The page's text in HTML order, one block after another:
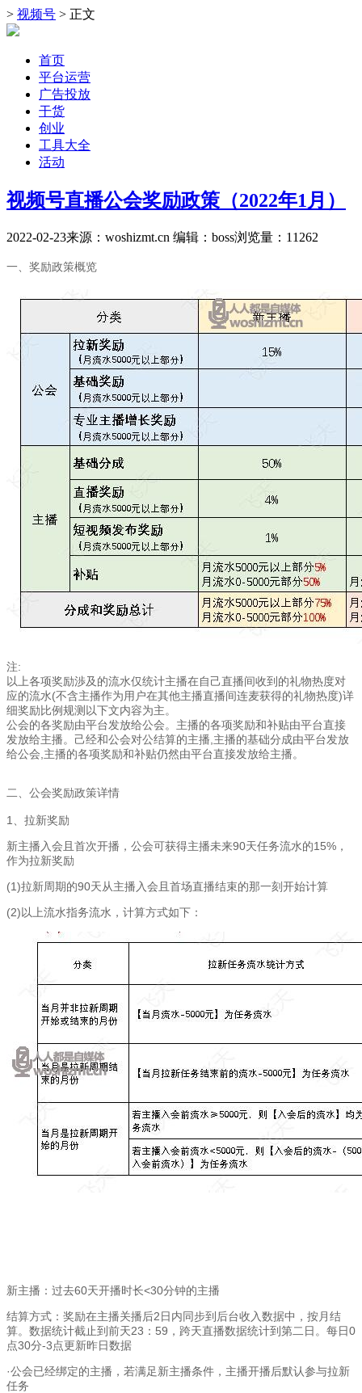
> 视频号 > 正文
首页
平台运营
广告投放
干货
创业
工具大全
活动
视频号直播公会奖励政策（2022年1月）
2022-02-23来源：woshizmt.cn 编辑：boss浏览量： 11262
一、奖励政策概览
注:
以上各项奖励渉及的流水仅统计主播在自己直播间收到的礼物热度对
应的流水(不含主播作为用户在其他主播直播间连麦获得的礼物热度)详
细奖励比例规测以下文内容为主。
公会的各奖励由平台发放给公会。主播的各项奖励和补贴由平台直接
发放给主播。己经和公会对公结算的主播,主播的基础分成由平台发放
给公会,主播的各项奖励和补贴仍然由平台直接发放给主播。
二、公会奖励政策详情
1、拉新奖励
新主播入会且首次开播，公会可获得主播未来90天任务流水的15%，
作为拉新奖励
(1)拉新周期的90天从主播入会且首场直播结束的那一刻开始计算
(2)以上流水指务流水，计算方式如下：
新主播：过去60天开播时长<30分钟的主播
结算方式：奖励在主播关播后2日内同步到后台收入数据中，按月结
算。数据统计截止到前天23：59，跨天直播数据统计到第二日。每日0
点30分-3点更新昨日数据
·公会已经绑定的主播，若满足新主播条件，主播开播后默认参与拉新
任务